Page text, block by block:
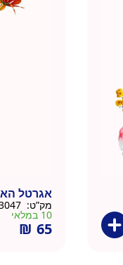
אגרטל
מק”ט: 9903047-O
10 במלאי
₪ 65